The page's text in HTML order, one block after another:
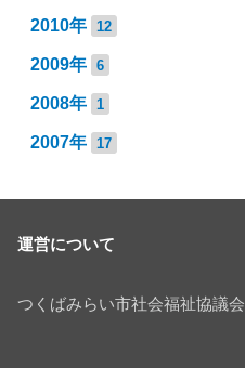
2010年 12
2009年 6
2008年 1
2007年 17
運営について
つくばみらい市社会福祉協議会